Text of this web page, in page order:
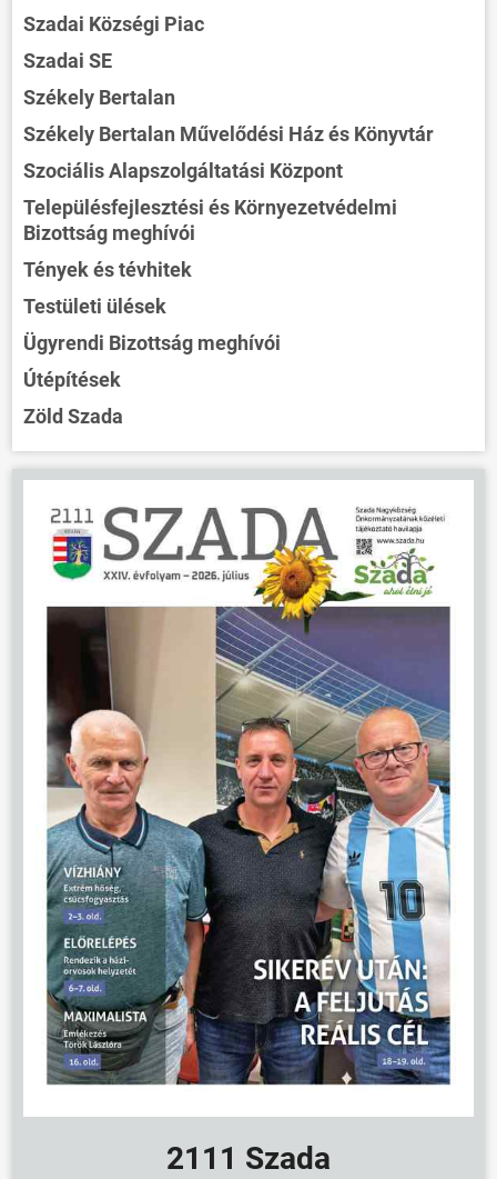
Szadai Községi Piac
Szadai SE
Székely Bertalan
Székely Bertalan Művelődési Ház és Könyvtár
Szociális Alapszolgáltatási Központ
Településfejlesztési és Környezetvédelmi
Bizottság meghívói
Tények és tévhitek
Testületi ülések
Ügyrendi Bizottság meghívói
Útépítések
Zöld Szada
2111 Szada